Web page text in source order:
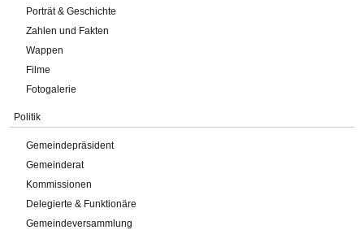
Porträt & Geschichte
Zahlen und Fakten
Wappen
Filme
Fotogalerie
Politik
Gemeindepräsident
Gemeinderat
Kommissionen
Delegierte & Funktionäre
Gemeindeversammlung